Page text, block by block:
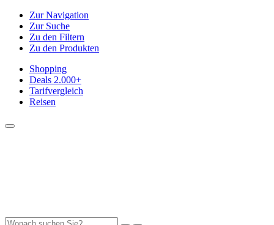
Zur Navigation
Zur Suche
Zu den Filtern
Zu den Produkten
Shopping
Deals 2.000+
Tarifvergleich
Reisen